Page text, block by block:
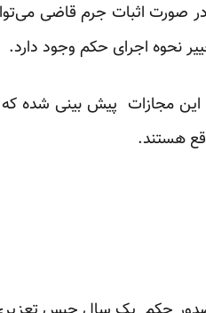
صورت اثبات جرم قاضی
نحوه اجرای حکم وجود دارد.
مجازات پیش بینی شده که
هستند.